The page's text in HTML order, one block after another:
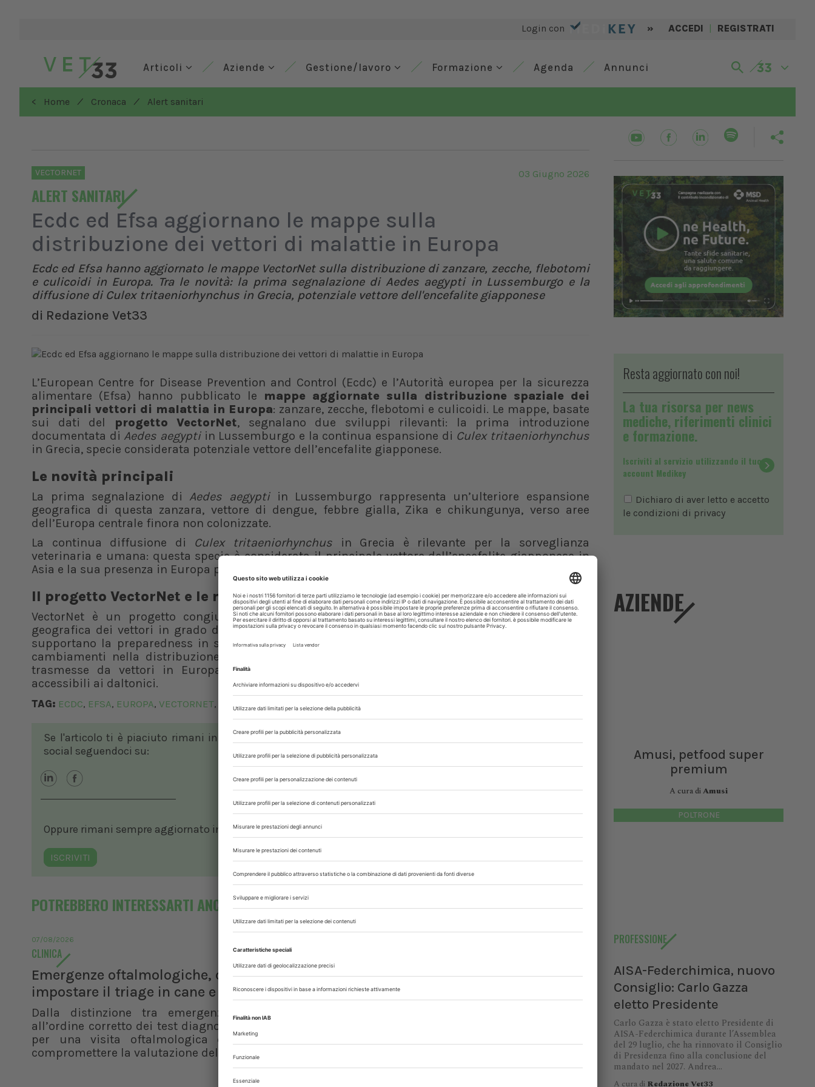
Login con » ACCEDI | REGISTRATI
Articoli Aziende Gestione/lavoro Formazione Agenda Annunci
< Home / Cronaca / Alert sanitari
VECTORNET
ALERT SANITARI
03 Giugno 2026
Ecdc ed Efsa aggiornano le mappe sulla
distribuzione dei vettori di malattie in Europa
Ecdc ed Efsa hanno aggiornato le mappe VectorNet sulla distribuzione di zanzare, zecche, flebotomi
e culicoidi in Europa. Tra le novità: la prima segnalazione di Aedes aegypti in Lussemburgo e la
diffusione di Culex tritaeniorhynchus in Grecia, potenziale vettore dell'encefalite giapponese
di Redazione Vet33
L’European Centre for Disease Prevention and Control (Ecdc) e l’Autorità europea per la sicurezza
alimentare (Efsa) hanno pubblicato le mappe aggiornate sulla distribuzione spaziale dei
principali vettori di malattia in Europa: zanzare, zecche, flebotomi e culicoidi. Le mappe, basate
sui dati del
progetto VectorNet, segnalano due sviluppi rilevanti: la prima introduzione
documentata di Aedes aegyptiin Lussemburgo e la continua espansione di Culex tritaeniorhynchus
in Grecia, specie considerata potenziale vettore dell’encefalite giapponese.
Le novità principali
La prima segnalazione di Aedes aegyptiin Lussemburgo rappresenta un’ulteriore espansione
geografica di questa zanzara, vettore di dengue, febbre gialla, Zika e chikungunya, verso aree
dell’Europa centrale finora non colonizzate.
La continua diffusione di Culex tritaeniorhynchusin Grecia è rilevante per la sorveglianza
veterinaria e umana: questa specie è considerata il principale vettore dell’encefalite giapponese in
Asia e la sua presenza in Europa pone interrogativi sul potenziale rischio di introduzione del virus.
Il progetto VectorNet e le mappe
VectorNet è un progetto congiunto Ecdc-Efsa che raccoglie e valida dati sulla distribuzione
geografica dei vettori in grado di trasmettere patogeni a uomini e animali. Le mappe aggiornate
supportano la preparedness in sanità pubblica e veterinaria, aiutando le autorità a monitorare i
cambiamenti nella distribuzione dei vettori e il loro potenziale impatto sul rischio di malattie
trasmesse da vettori in Europa. Nell’aggiornamento attuale tutte le mappe sono state rese
accessibili ai daltonici.
TAG: ECDC, EFSA, EUROPA, VECTORNET, VETTORI
Se l'articolo ti è piaciuto rimani in contatto con noi sui nostri canali
social seguendoci su:
Oppure rimani sempre aggiornato in ambito veterinario, iscrivendoti alla nostra newsletter!
ISCRIVITI
POTREBBERO INTERESSARTI ANCHE
07/08/2026
CLINICA
Emergenze oftalmologiche, come
impostare il triage in cane e gatto
Dalla distinzione tra emergenza e urgenza
all’ordine corretto dei test diagnostici, i principi
per una visita oftalmologica efficace senza
compromettere la valutazione del paziente
AISA-Federchimica, nuovo Consiglio:
Carlo Gazza eletto Presidente
A cura diRedazione Vet33
Resta aggiornato con noi!
La tua risorsa per news
mediche, riferimenti clinici
e formazione.
Iscriviti al servizio utilizzando il tuo
account Medikey
Dichiaro di aver letto e accetto
le condizioni di privacy
AZIENDE
Amusi, petfood super
premium
A cura diAmusi
POLTRONE
PROFESSIONE
AISA-Federchimica, nuovo
Consiglio: Carlo Gazza
eletto Presidente
Carlo Gazza è stato eletto Presidente di
AISA-Federchimica durante l’Assemblea
del 29 luglio, che ha rinnovato il Consiglio
di Presidenza fino alla conclusione del
mandato nel 2027. Andrea...
A cura di Redazione Vet33